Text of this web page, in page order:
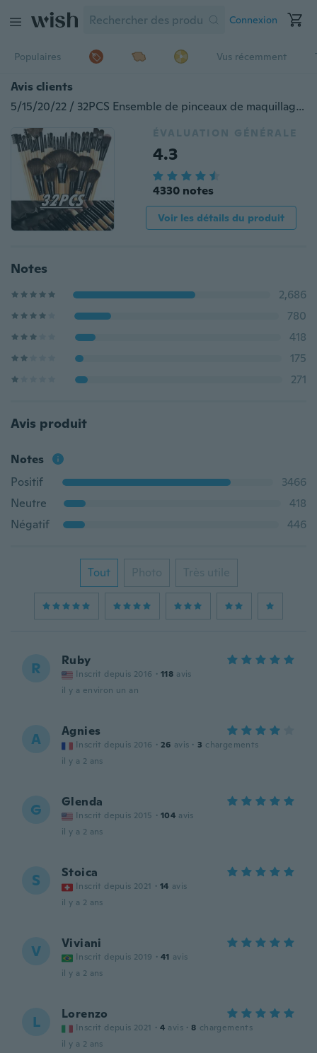
Connexion
Populaires Vus récemment
Avis clients
5/15/20/22 / 32PCS Ensemble de pinceaux de maquillage doux professionnels, ensemble de pinceaux de maquillage Collection complète de pinceaux cosmétiques pour fond de teint Blending Power Blush Eyeshadow Concealer Eyeliner
ÉVALUATION GÉNÉRALE
4.3
4330 notes
Voir les détails du produit
Notes
2,686
780
418
175
271
Avis produit
Notes
Positif
3466
Neutre
418
Négatif
446
Tout Photo Très utile
R Ruby
Inscrit depuis 2016 · 118 avis
il y a environ un an
A Agnies
Inscrit depuis 2016 · 26 avis · 3 chargements
il y a 2 ans
G Glenda
Inscrit depuis 2015 · 104 avis
il y a 2 ans
S Stoica
Inscrit depuis 2021 · 14 avis
il y a 2 ans
V Viviani
Inscrit depuis 2019 · 41 avis
il y a 2 ans
L Lorenzo
Inscrit depuis 2021 · 4 avis · 8 chargements
il y a 2 ans